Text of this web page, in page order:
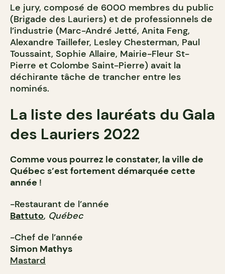
Le jury, composé de 6000 membres du public
(Brigade des Lauriers) et de professionnels de
l’industrie (Marc-André Jetté, Anita Feng,
Alexandre Taillefer, Lesley Chesterman, Paul
Toussaint, Sophie Allaire, Mairie-Fleur St-
Pierre et Colombe Saint-Pierre) avait la
déchirante tâche de trancher entre les
nominés.
La liste des lauréats du Gala
des Lauriers 2022
Comme vous pourrez le constater, la ville de
Québec s’est fortement démarquée cette
année !
-Restaurant de l’année
Battuto, Québec
-Chef de l’année
Simon Mathys
Mastard